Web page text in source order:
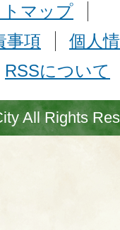
マップ
事項
個人
RSSについて
All Rights